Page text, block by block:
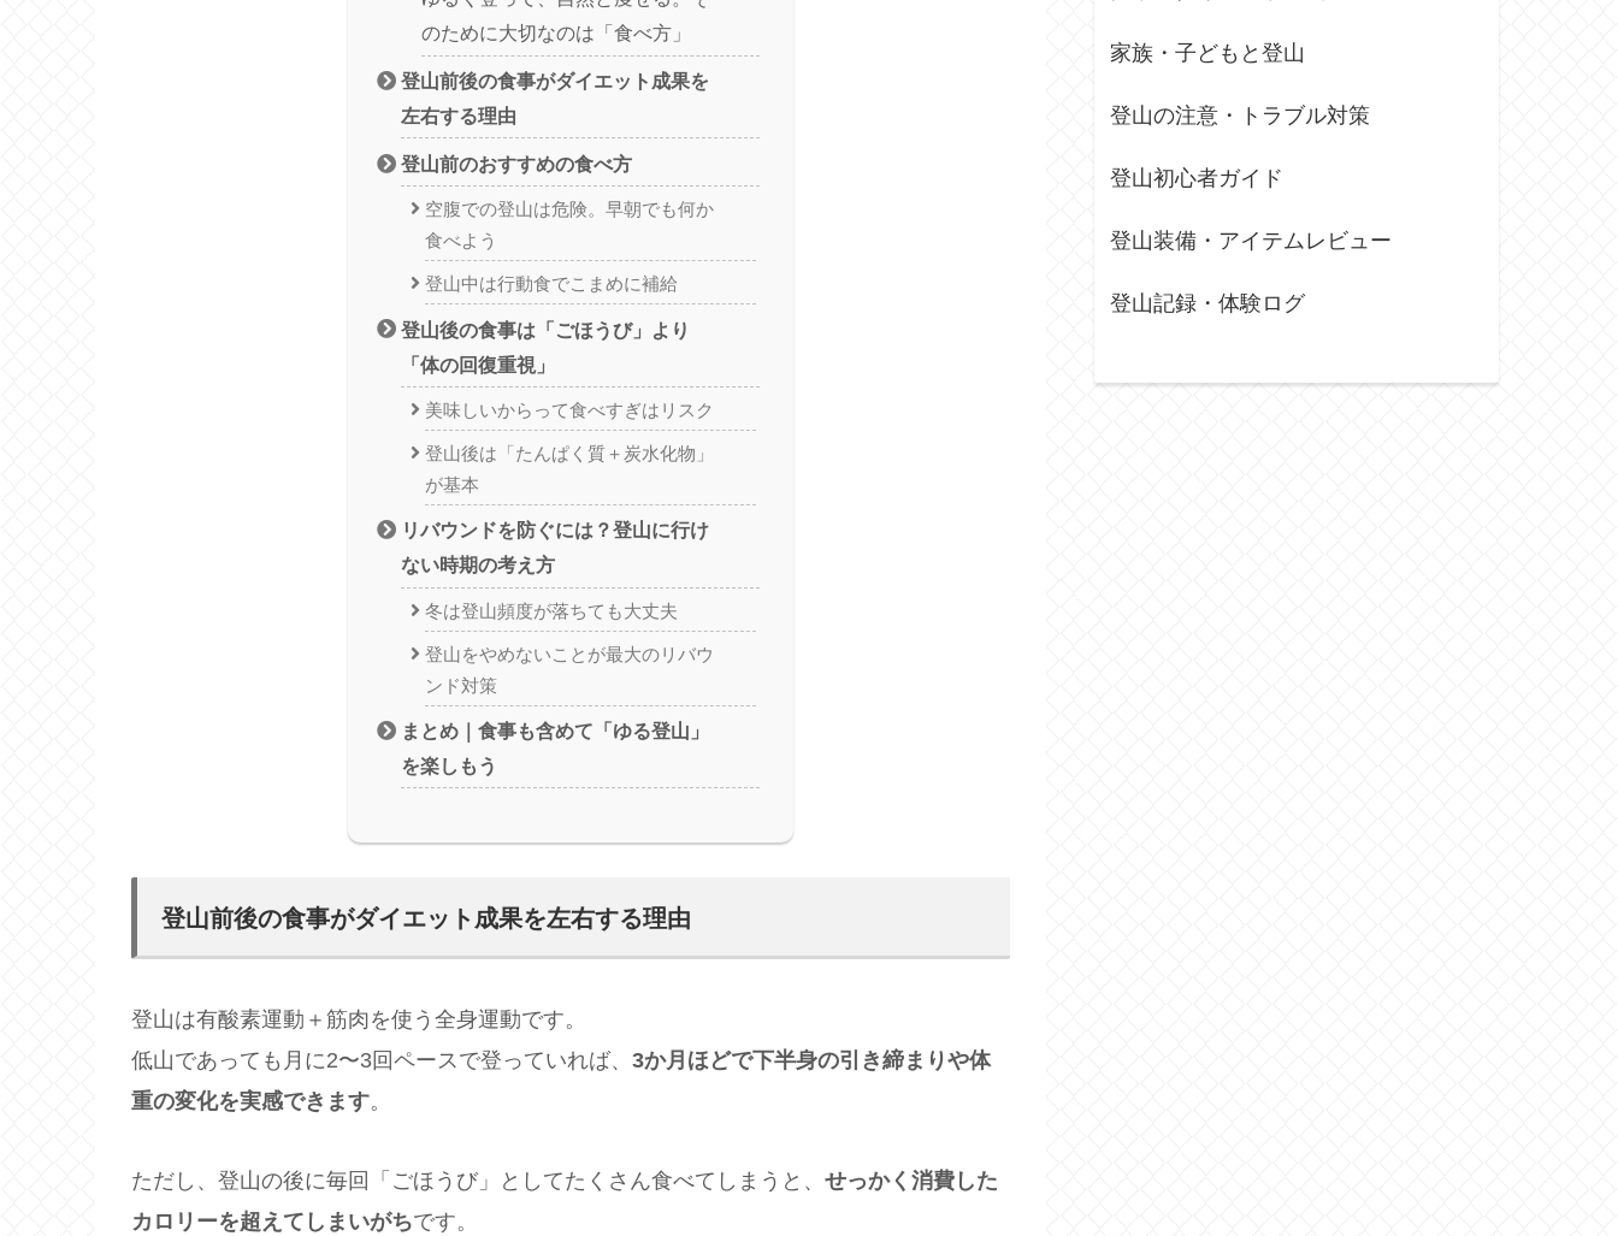
のために大切なのは「食べ方」
登山前後の食事がダイエット成果を
左右する理由
登山前のおすすめの食べ方
空腹での登山は危険。早朝でも何か
食べよう
登山中は行動食でこまめに補給
登山後の食事は「ごほうび」より
「体の回復重視」
美味しいからって食べすぎはリスク
登山後は「たんぱく質＋炭水化物」
が基本
リバウンドを防ぐには？登山に行け
ない時期の考え方
冬は登山頻度が落ちても大丈夫
登山をやめないことが最大のリバウ
ンド対策
まとめ｜食事も含めて「ゆる登山」
を楽しもう
登山前後の食事がダイエット成果を左右する理由
登山は有酸素運動＋筋肉を使う全身運動です。
低山であっても月に2〜3回ペースで登っていれば、 3か月ほどで下半身の引き締まりや体
重の変化を実感できます。
ただし、登山の後に毎回「ごほうび」としてたくさん食べてしまうと、 せっかく消費した
カロリーを超えてしまいがちです。
家族・子どもと登山
登山の注意・トラブル対策
登山初心者ガイド
登山装備・アイテムレビュー
登山記録・体験ログ